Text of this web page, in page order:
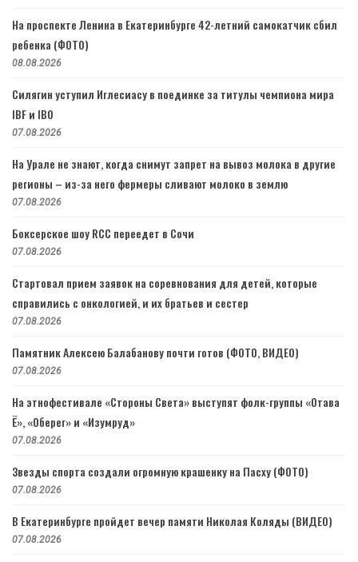
На проспекте Ленина в Екатеринбурге 42-летний самокатчик сбил
ребенка (ФОТО)
08.08.2026
Силягин уступил Иглесиасу в поединке за титулы чемпиона мира
IBF и IBO
07.08.2026
На Урале не знают, когда снимут запрет на вывоз молока в другие
регионы – из-за него фермеры сливают молоко в землю
07.08.2026
Боксерское шоу RCC переедет в Сочи
07.08.2026
Стартовал прием заявок на соревнования для детей, которые
справились с онкологией, и их братьев и сестер
07.08.2026
Памятник Алексею Балабанову почти готов (ФОТО, ВИДЕО)
07.08.2026
На этнофестивале «Стороны Света» выступят фолк-группы «Отава
Ё», «Оберег» и «Изумруд»
07.08.2026
Звезды спорта создали огромную крашенку на Пасху (ФОТО)
07.08.2026
В Екатеринбурге пройдет вечер памяти Николая Коляды (ВИДЕО)
07.08.2026